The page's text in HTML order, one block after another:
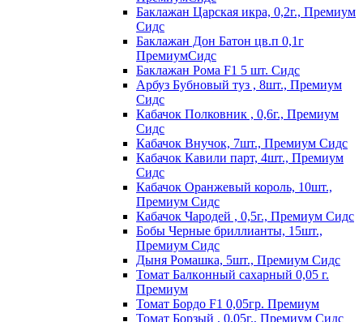
Баклажан Царская икра, 0,2г., Премиум
Сидс
Баклажан Дон Батон цв.п 0,1г
ПремиумСидс
Баклажан Рома F1 5 шт. Сидс
Арбуз Бубновый туз , 8шт., Премиум
Сидс
Кабачок Полковник , 0,6г., Премиум
Сидс
Кабачок Внучок, 7шт., Премиум Сидс
Кабачок Кавили парт, 4шт., Премиум
Сидс
Кабачок Оранжевый король, 10шт.,
Премиум Сидс
Кабачок Чародей , 0,5г., Премиум Сидс
Бобы Черные бриллианты, 15шт.,
Премиум Сидс
Дыня Ромашка, 5шт., Премиум Сидс
Томат Бaлкoнный caxapный 0,05 г.
Пpeмиyм
Томат Бордо F1 0,05гр. Премиум
Томат Борзый , 0,05г., Премиум Сидс